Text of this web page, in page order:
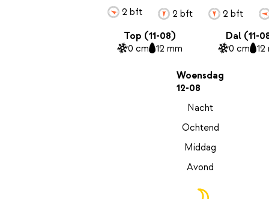
2 bft 2 bft 2 bft
Top (11-08)
0 cm 12 mm
Dal (11-
0 cm 12
Woensdag
12-08
Nacht
Ochtend
Middag
Avond